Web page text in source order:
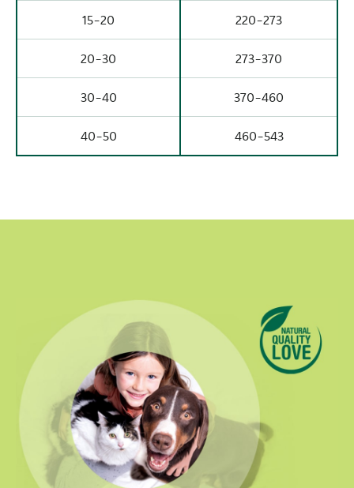
15-20 220-273
20-30 273-370
30-40 370-460
40-50 460-543